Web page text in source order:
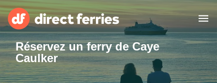
Compagnies de ferry
Pays
Réservez un ferry de Caye
Caulker